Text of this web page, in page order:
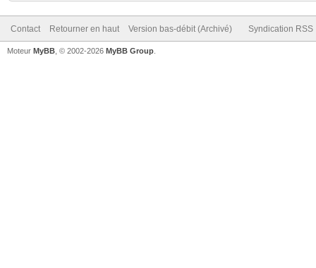
Contact Retourner en haut Version bas-débit (Archivé) Syndication RSS
Moteur MyBB , © 2002-2026 MyBB Group